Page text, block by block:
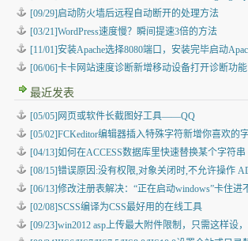
[09/29]启动防火墙后远程自动断开的处理方法
[03/21]WordPress速度慢？瞬间提速3倍的方法
[11/01]安装Apache选择8080端口，安装完毕启动
[06/06]卡卡网站速度诊断新增移动设备打开诊断功能
最近发表
[05/05] 网页或软件长截图好工具——QQ
[05/02]FCKeditor编辑器插入特殊字符新增你喜欢的
[04/13]如何在ACCESS数据库里快速替换某个字符串
[08/15]错误原因:没有权限,对象关闭时,不允许操作
[06/13]修改注册表解决：“正在启动windows”卡住进
[02/08]SCSS编译为CSS最好用的在线工具
[09/23]win2012 asp上传最大附件限制，只需这样设